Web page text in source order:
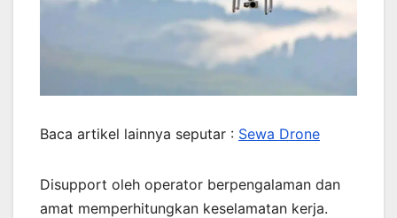
Baca artikel lainnya seputar : Sewa Drone
Disupport oleh operator berpengalaman dan
amat memperhitungkan keselamatan kerja.